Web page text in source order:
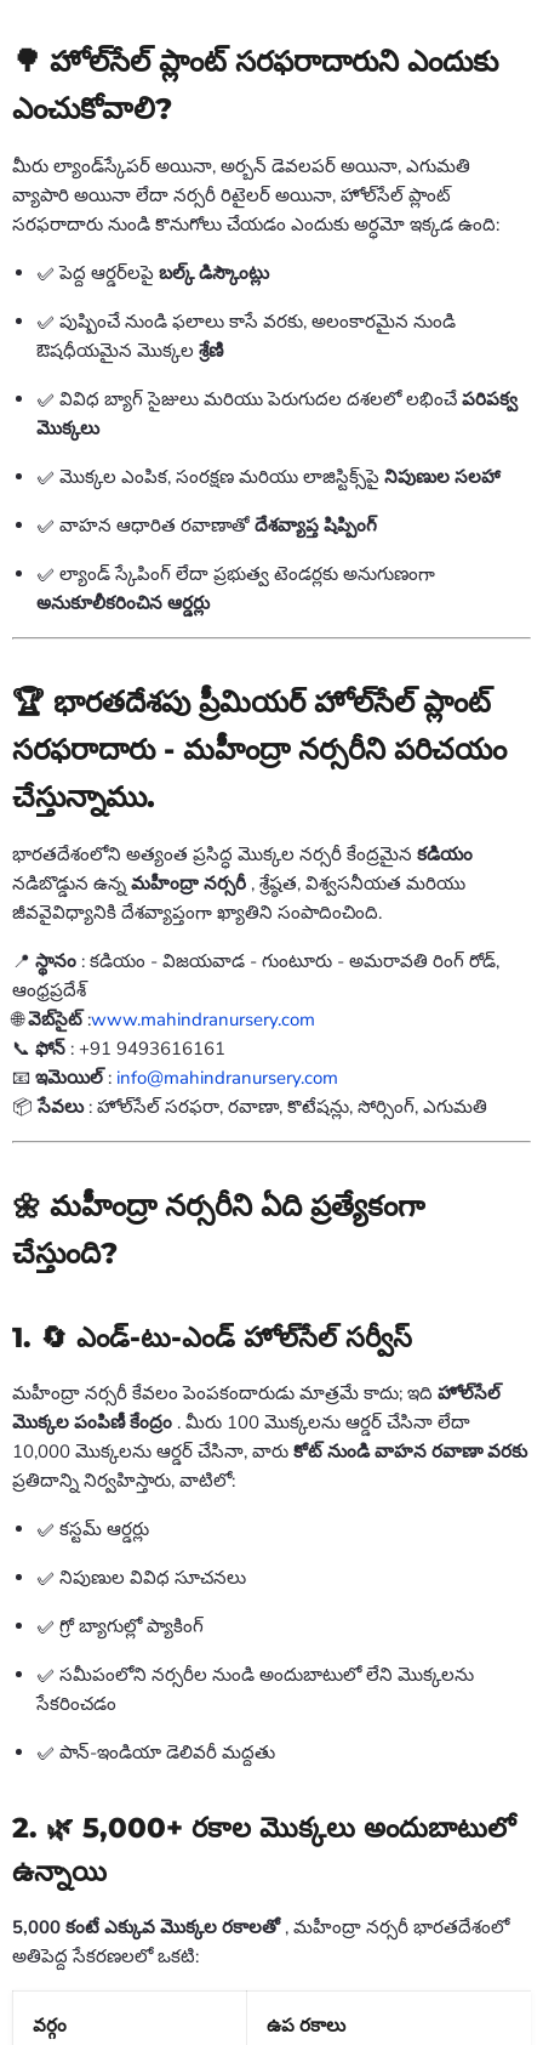
🌳 హోల్‌సేల్ ప్లాంట్ సరఫరాదారుని ఎందుకు
ఎంచుకోవాలి?
మీరు ల్యాండ్‌స్కేపర్ అయినా, అర్బన్ డెవలపర్ అయినా, ఎగుమతి
వ్యాపారి అయినా లేదా నర్సరీ రిటైలర్ అయినా, హోల్‌సేల్ ప్లాంట్
సరఫరాదారు నుండి కొనుగోలు చేయడం ఎందుకు అర్ధమో ఇక్కడ ఉంది:
✅ పెద్ద ఆర్డర్‌లపై బల్క్ డిస్కౌంట్లు
✅ పుష్పించే నుండి ఫలాలు కాసే వరకు, అలంకారమైన నుండి
ఔషధీయమైన మొక్కల శ్రేణి
✅ వివిధ బ్యాగ్ సైజులు మరియు పెరుగుదల దశలలో లభించే పరిపక్వ
మొక్కలు
✅ మొక్కల ఎంపిక, సంరక్షణ మరియు లాజిస్టిక్స్‌పై నిపుణుల సలహా
✅ వాహన ఆధారిత రవాణాతోదేశవ్యాప్త షిప్పింగ్
✅ ల్యాండ్ స్కేపింగ్ లేదా ప్రభుత్వ టెండర్లకు అనుగుణంగా
అనుకూలీకరించిన ఆర్డర్లు
🏆 భారతదేశపు ప్రీమియర్ హోల్‌సేల్ ప్లాంట్
సరఫరాదారు - మహీంద్రా నర్సరీని పరిచయం
చేస్తున్నాము.
భారతదేశంలోని అత్యంత ప్రసిద్ధ మొక్కల నర్సరీ కేంద్రమైన కడియం
నడిబొడ్డున ఉన్న మహీంద్రా నర్సరీ , శ్రేష్ఠత, విశ్వసనీయత మరియు
జీవవైవిధ్యానికి దేశవ్యాప్తంగా ఖ్యాతిని సంపాదించింది.
📍 స్థానం : కడియం - విజయవాడ - గుంటూరు - అమరావతి రింగ్ రోడ్,
ఆంధ్రప్రదేశ్
🌐వెబ్‌సైట్:www.mahindranursery.com
📞 ఫోన్ : +91 9493616161
📧 ఇమెయిల్: info@mahindranursery.com
📦సేవలు: హోల్‌సేల్ సరఫరా, రవాణా, కొటేషన్లు, సోర్సింగ్, ఎగుమతి
🌼 మహీంద్రా నర్సరీని ఏది ప్రత్యేకంగా
చేస్తుంది?
1. 🔄 ఎండ్-టు-ఎండ్ హోల్‌సేల్ సర్వీస్
మహీంద్రా నర్సరీ కేవలం పెంపకందారుడు మాత్రమే కాదు; ఇది హోల్‌సేల్
మొక్కల పంపిణీ కేంద్రం . మీరు 100 మొక్కలను ఆర్డర్ చేసినా లేదా
10,000 మొక్కలను ఆర్డర్ చేసినా, వారు కోట్ నుండి వాహన రవాణా వరకు
ప్రతిదాన్ని నిర్వహిస్తారు, వాటిలో:
✅ కస్టమ్ ఆర్డర్లు
✅ నిపుణుల వివిధ సూచనలు
✅ గ్రో బ్యాగుల్లో ప్యాకింగ్
✅ సమీపంలోని నర్సరీల నుండి అందుబాటులో లేని మొక్కలను
సేకరించడం
✅ పాన్-ఇండియా డెలివరీ మద్దతు
2. 🌿 5,000+ రకాల మొక్కలు అందుబాటులో
ఉన్నాయి
5,000 కంటే ఎక్కువ మొక్కల రకాలతో, మహీంద్రా నర్సరీ భారతదేశంలో
అతిపెద్ద సేకరణలలో ఒకటి:
వర్గం ఉప రకాలు